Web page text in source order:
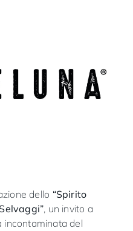
dello “Spirito
, un invito a
incontaminata del